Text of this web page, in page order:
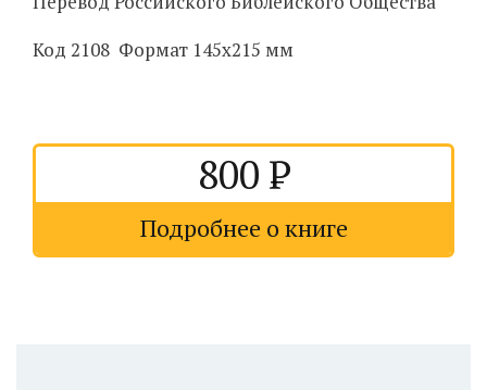
Код 2108 Формат 145х215 мм
800
Подробнее о книге